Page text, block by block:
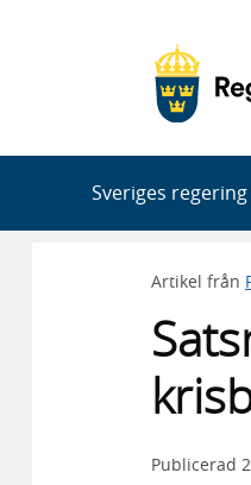
Sveriges regering
Artikel från
Publicerad